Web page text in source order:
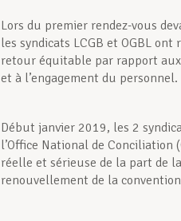
Lors du premier rendez-vous
les syndicats LCGB et OGBL
retour équitable par rapport
et à l’engagement du personnel.
Début janvier 2019, les 2
l’Office National de Conciliation
réelle et sérieuse de la part de
renouvellement de la